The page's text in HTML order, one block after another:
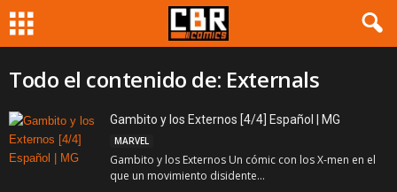
Todo el contenido de: Externals
Gambito y los Externos [4/4] Español | MG
MARVEL
Gambito y los Externos Un cómic con los X-men en el
que un movimiento disidente...